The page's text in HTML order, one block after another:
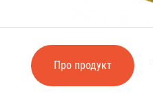
Про продукт